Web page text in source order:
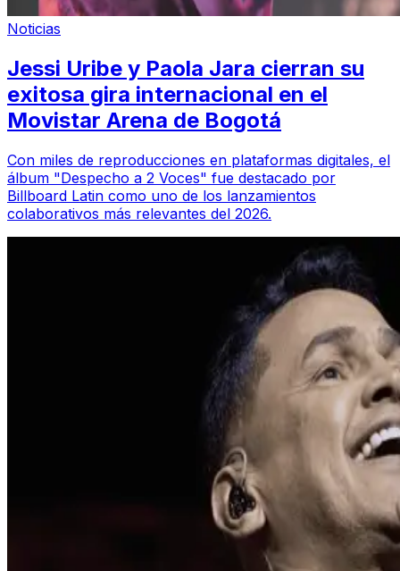
Noticias
Jessi Uribe y Paola Jara cierran su
exitosa gira internacional en el
Movistar Arena de Bogotá
Con miles de reproducciones en plataformas digitales, el
álbum "Despecho a 2 Voces" fue destacado por
Billboard Latin como uno de los lanzamientos
colaborativos más relevantes del 2026.